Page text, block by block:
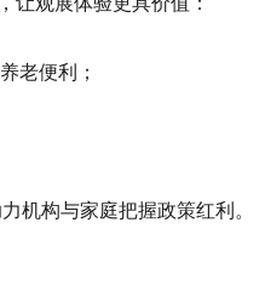
老便利；
机构与家庭把握政策红利。